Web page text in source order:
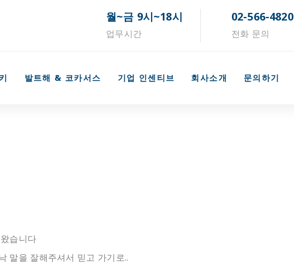
월~금 9시~18시
업무시간
02-566-4820
전화 문의
발트해 & 코카서스 기업 인센티브 회사소개 문의하기
습니다
말을 잘해주셔서 믿고 가기로..